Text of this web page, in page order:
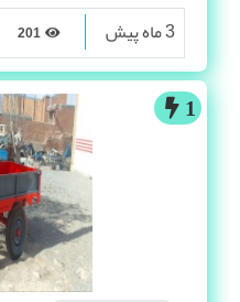
3 ماه پیش
1